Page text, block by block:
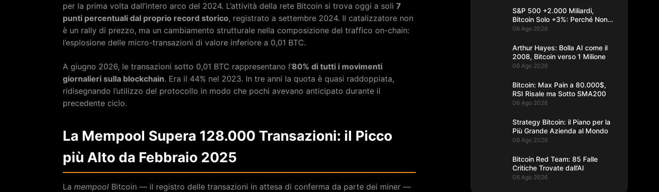
per la prima volta dall’intero arco del 2024. L’attività della rete Bitcoin si trova oggi a soli 7
punti percentuali dal proprio record storico, registrato a settembre 2024. Il catalizzatore non
è un rally di prezzo, ma un cambiamento strutturale nella composizione del traffico on-chain:
l’esplosione delle micro-transazioni di valore inferiore a 0,01 BTC.
A giugno 2026, le transazioni sotto 0,01 BTC rappresentano l’80% di tutti i movimenti
giornalieri sulla blockchain. Era il 44% nel 2023. In tre anni la quota è quasi raddoppiata,
ridisegnando l’utilizzo del protocollo in modo che pochi avevano anticipato durante il
precedente ciclo.
La Mempool Supera 128.000 Transazioni: il Picco
più Alto da Febbraio 2025
La mempool Bitcoin — il registro delle transazioni in attesa di conferma da parte dei miner —
S&P 500 +2.000 Miliardi,
Bitcoin Solo +3%: Perché Non
Segue
06 Ago 2026
Arthur Hayes: Bolla AI come il
2008, Bitcoin verso 1 Milione
06 Ago 2026
Bitcoin: Max Pain a 80.000$,
RSI Risale ma Sotto SMA200
06 Ago 2026
Strategy Bitcoin: il Piano per la
Più Grande Azienda al Mondo
06 Ago 2026
Bitcoin Red Team: 85 Falle
Critiche Trovate dall’AI
06 Ago 2026